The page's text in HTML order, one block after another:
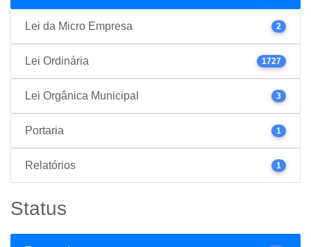
Lei da Micro Empresa 2
Lei Ordinária 1727
Lei Orgânica Municipal 3
Portaria 1
Relatórios 1
Status